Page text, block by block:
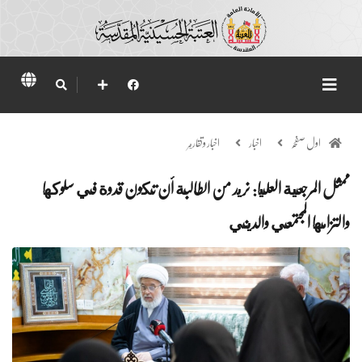
اول صفحہ اخبار اخبار وتقارير
ممثل المرجعية العليا: نريد من الطالبة أن تكون قدوة في سلوكها
والتزامها المجتمعي والديني